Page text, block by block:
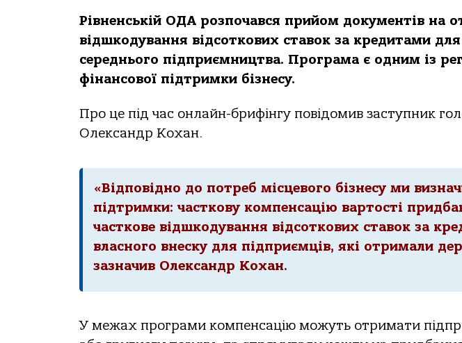
Рівненській ОДА розпочався прийом документів на
відшкодування відсоткових ставок за кредитами для
середнього підприємництва. Програма є одним із
фінансової підтримки бізнесу.
Про це під час онлайн-брифінгу повідомив заступник
Олександр Кохан.
«Відповідно до потреб місцевого бізнесу ми
підтримки: часткову компенсацію вартості
часткове відшкодування відсоткових ставок за
власного внеску для підприємців, які отримали
зазначив Олександр Кохан.
У межах програми компенсацію можуть отримати